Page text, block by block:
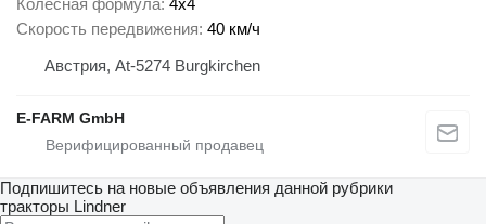
Скорость передвижения 40 км/ч
Австрия, At-5274 Burgkirchen
E-FARM GmbH
Подпишитесь на новые объявления данной рубрики
тракторы Lindner